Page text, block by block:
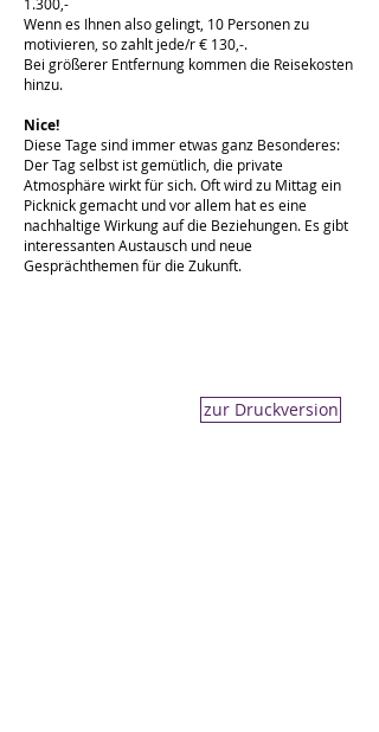
1.300,-
Wenn es Ihnen also gelingt, 10 Personen zu
motivieren, so zahlt jede/r € 130,-.
Bei größerer Entfernung kommen die Reisekosten
hinzu.
Nice!
Diese Tage sind immer etwas ganz Besonderes:
Der Tag selbst ist gemütlich, die private
Atmosphäre wirkt für sich. Oft wird zu Mittag ein
Picknick gemacht und vor allem hat es eine
nachhaltige Wirkung auf die Beziehungen. Es gibt
interessanten Austausch und neue
Gesprächthemen für die Zukunft.
zur Druckversion